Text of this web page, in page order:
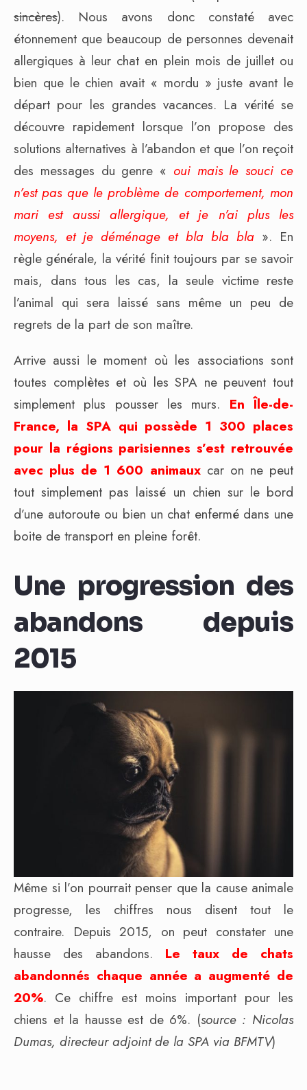
sincères). Nous avons donc constaté avec
étonnement que beaucoup de personnes devenait
allergiques à leur chat en plein mois de juillet ou
bien que le chien avait « mordu » juste avant le
départ pour les grandes vacances. La vérité se
découvre rapidement lorsque l’on propose des
solutions alternatives à l’abandon et que l’on reçoit
des messages du genre « oui mais le souci ce
n’est pas que le problème de comportement, mon
mari est aussi allergique, et je n’ai plus les
moyens, et je déménage et bla bla bla». En
règle générale, la vérité finit toujours par se savoir
mais, dans tous les cas, la seule victime reste
l’animal qui sera laissé sans même un peu de
regrets de la part de son maître.
Arrive aussi le moment où les associations sont
toutes complètes et où les SPA ne peuvent tout
simplement plus pousser les murs. En Île-de-
France, la SPA qui possède 1 300 places
pour la régions parisiennes s’est retrouvée
avec plus de 1 600 animauxcar on ne peut
tout simplement pas laissé un chien sur le bord
d’une autoroute ou bien un chat enfermé dans une
boite de transport en pleine forêt.
Une progression des
abandons depuis
2015
Même si l’on pourrait penser que la cause animale
progresse, les chiffres nous disent tout le
contraire. Depuis 2015, on peut constater une
hausse des abandons. Le taux de chats
abandonnés chaque année a augmenté de
20%. Ce chiffre est moins important pour les
chiens et la hausse est de 6%. (source : Nicolas
Dumas, directeur adjoint de la SPA via BFMTV)